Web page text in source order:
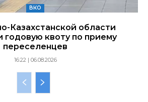
ВКО
Казахстанской области
годовую квоту по приему
переселенцев
16:22 | 06.08.2026